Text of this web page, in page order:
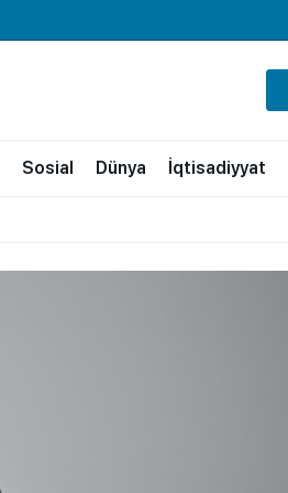
Sosial Dünya İqtisadiyyat